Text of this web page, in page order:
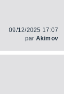
09/12/2025 17:07
par Akimov